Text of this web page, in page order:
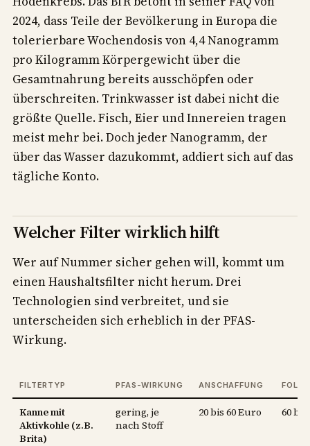
2024, dass Teile der Bevölkerung in Europa die
tolerierbare Wochendosis von 4,4 Nanogramm
pro Kilogramm Körpergewicht über die
Gesamtnahrung bereits ausschöpfen oder
überschreiten. Trinkwasser ist dabei nicht die
größte Quelle. Fisch, Eier und Innereien tragen
meist mehr bei. Doch jeder Nanogramm, der
über das Wasser dazukommt, addiert sich auf das
tägliche Konto.
Welcher Filter wirklich hilft
Wer auf Nummer sicher gehen will, kommt um
einen Haushaltsfilter nicht herum. Drei
Technologien sind verbreitet, und sie
unterscheiden sich erheblich in der PFAS-
Wirkung.
FILTERTYP PFAS-WIRKUNG ANSCHAFFUNG
Kanne mit
Aktivkohle (z.B.
Brita)
gering, je
nach Stoff
20 bis 60 Euro 60